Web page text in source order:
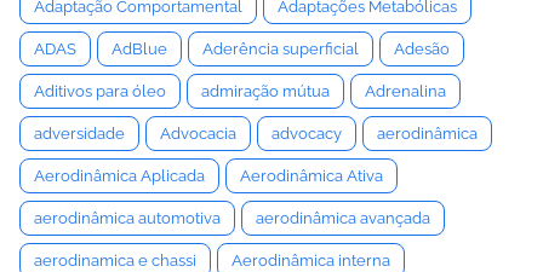
Adaptação Comportamental Adaptações Metabólicas
ADAS AdBlue Aderência superficial Adesão
Aditivos para óleo admiração mútua Adrenalina
adversidade Advocacia advocacy aerodinâmica
Aerodinâmica Aplicada Aerodinâmica Ativa
aerodinâmica automotiva aerodinâmica avançada
aerodinamica e chassi Aerodinâmica interna